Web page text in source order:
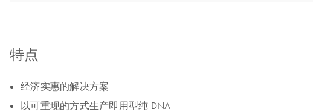
特点
经济实惠的解决方案
以可重现的方式生产即用型纯 DNA